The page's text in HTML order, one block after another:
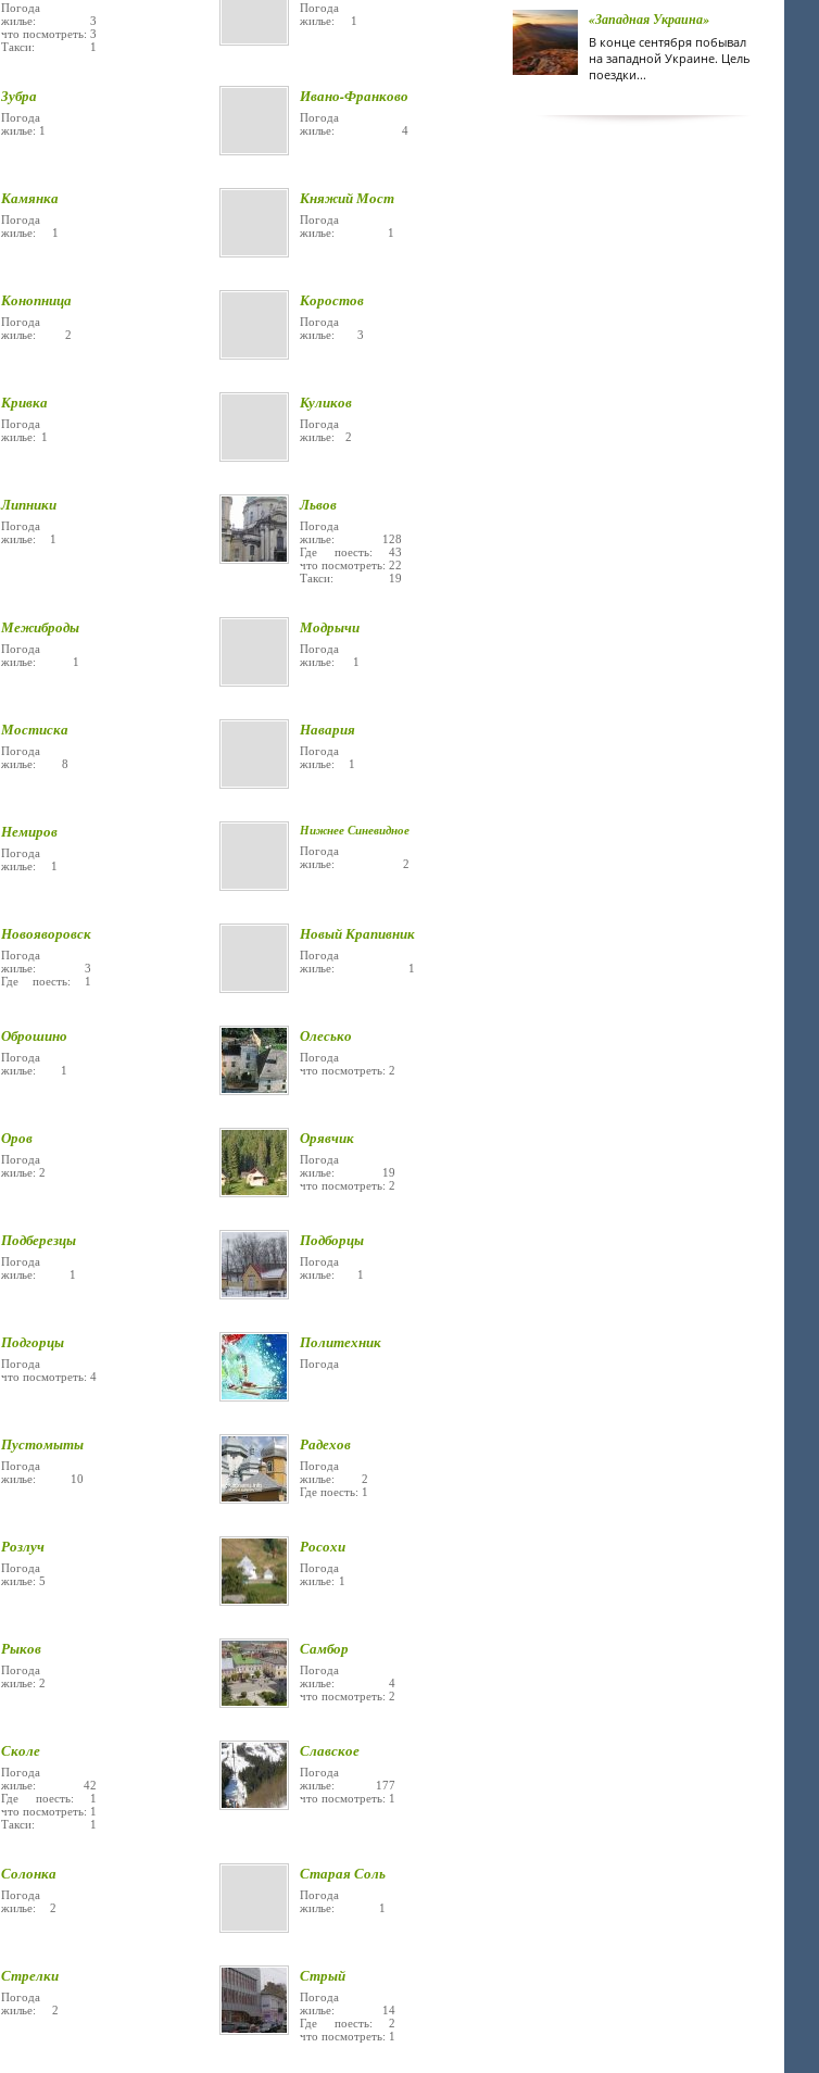
Погода
жилье: 3
что посмотреть: 3
Такси: 1
Погода
жилье: 1
Зубра
Погода
жилье: 1
Ивано-Франково
Погода
жилье: 4
Камянка
Погода
жилье: 1
Княжий Мост
Погода
жилье: 1
Конопница
Погода
жилье: 2
Коростов
Погода
жилье: 3
Кривка
Погода
жилье: 1
Куликов
Погода
жилье: 2
Липники
Погода
жилье: 1
Львов
Погода
жилье: 128
Где поесть: 43
что посмотреть: 22
Такси: 19
Межиброды
Погода
жилье: 1
Модрычи
Погода
жилье: 1
Мостиска
Погода
жилье: 8
Навария
Погода
жилье: 1
Немиров
Погода
жилье: 1
Нижнее Синевидное
Погода
жилье: 2
Новояворовск
Погода
жилье: 3
Где поесть: 1
Новый Крапивник
Погода
жилье: 1
Оброшино
Погода
жилье: 1
Олесько
Погода
что посмотреть: 2
Оров
Погода
жилье: 2
Орявчик
Погода
жилье: 19
что посмотреть: 2
Подберезцы
Погода
жилье: 1
Подборцы
Погода
жилье: 1
Подгорцы
Погода
что посмотреть: 4
Политехник
Погода
Пустомыты
Погода
жилье: 10
Радехов
Погода
жилье: 2
Где поесть: 1
Розлуч
Погода
жилье: 5
Росохи
Погода
жилье: 1
Рыков
Погода
жилье: 2
Самбор
Погода
жилье: 4
что посмотреть: 2
Сколе
Погода
жилье: 42
Где поесть: 1
что посмотреть: 1
Такси: 1
Славское
Погода
жилье: 177
что посмотреть: 1
Солонка
Погода
жилье: 2
Старая Соль
Погода
жилье: 1
Стрелки
Погода
жилье: 2
Стрый
Погода
жилье: 14
Где поесть: 2
что посмотреть: 1
«Западная Украина»
В конце сентября побывал
на западной Украине. Цель
поездки...